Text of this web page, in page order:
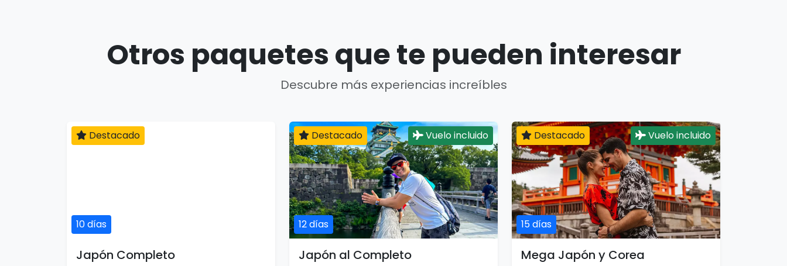
Otros paquetes que te pueden interesar
Descubre más experiencias increíbles
10 días
Destacado
Japón Completo
12 días
Destacado Vuelo incluido
Japón al Completo
15 días
Destacado Vuelo incluido
Mega Japón y Corea